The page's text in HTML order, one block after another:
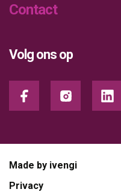
Contact
Volg ons op
Privacy
Made by ivengi